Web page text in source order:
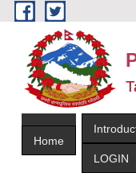
Skip to main content
Home
LOGIN